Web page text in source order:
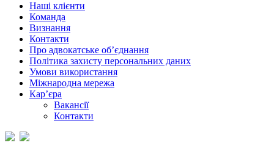
Наші клієнти
Команда
Визнання
Контакти
Про адвокатське об’єднання
Політика захисту персональних даних
Умови використання
Міжнародна мережа
Кар’єра
Вакансії
Контакти